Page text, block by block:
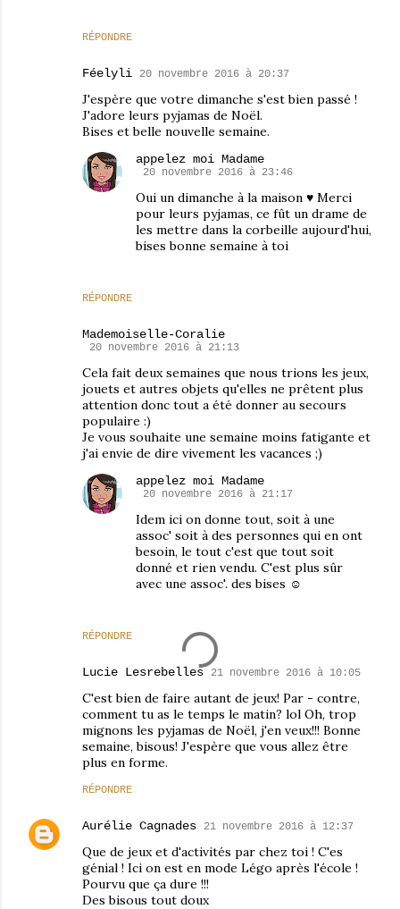
RÉPONDRE
Féelyli 20 novembre 2016 à 20:37
J'espère que votre dimanche s'est bien passé !
J'adore leurs pyjamas de Noël.
Bises et belle nouvelle semaine.
RÉPONDRE
appelez moi Madame
20 novembre 2016 à 23:46
Oui un dimanche à la maison ♥ Merci
pour leurs pyjamas, ce fût un drame de
les mettre dans la corbeille aujourd'hui,
bises bonne semaine à toi
Mademoiselle-Coralie
20 novembre 2016 à 21:13
Cela fait deux semaines que nous trions les jeux,
jouets et autres objets qu'elles ne prêtent plus
attention donc tout a été donner au secours
populaire :)
Je vous souhaite une semaine moins fatigante et
j'ai envie de dire vivement les vacances ;)
RÉPONDRE
appelez moi Madame
20 novembre 2016 à 21:17
Idem ici on donne tout, soit à une
assoc' soit à des personnes qui en ont
besoin, le tout c'est que tout soit
donné et rien vendu. C'est plus sûr
avec une assoc'. des bises ☺
Lucie Lesrebelles 21 novembre 2016 à 10:05
C'est bien de faire autant de jeux! Par - contre,
comment tu as le temps le matin? lol Oh, trop
mignons les pyjamas de Noël, j'en veux!!! Bonne
semaine, bisous! J'espère que vous allez être
plus en forme.
RÉPONDRE
Aurélie Cagnades 21 novembre 2016 à 12:37
Que de jeux et d'activités par chez toi ! C'es
génial ! Ici on est en mode Légo après l'école !
Pourvu que ça dure !!!
Des bisous tout doux